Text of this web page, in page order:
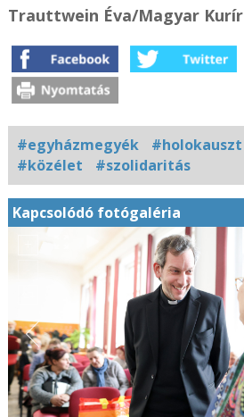
Trauttwein Éva/Magyar Kurír
#egyházmegyék #holokauszt
#közélet
#szolidaritás
Kapcsolódó fotógaléria